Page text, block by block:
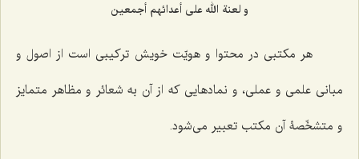
و لعنة الله علی أعدائهم أجمعین
هر مکتبی در محتوا و هویّت خویش ترکیبی است از اصول و
مبانی علمی و عملی، و نمادهایی که از آن به شعائر و مظاهر متمایز
و متشخّصۀ آن مکتب تعبیر می‌شود.